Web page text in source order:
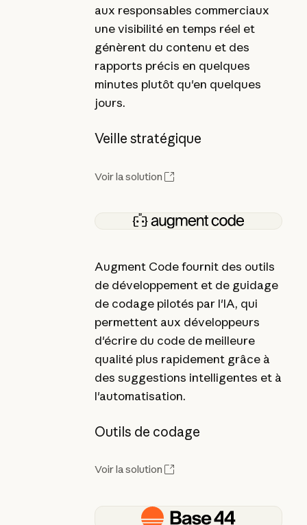
aux responsables commerciaux
une visibilité en temps réel et
génèrent du contenu et des
rapports précis en quelques
minutes plutôt qu'en quelques
jours.
Veille stratégique
Voir la solution
Augment Code fournit des outils
de développement et de guidage
de codage pilotés par l'IA, qui
permettent aux développeurs
d'écrire du code de meilleure
qualité plus rapidement grâce à
des suggestions intelligentes et à
l'automatisation.
Outils de codage
Voir la solution